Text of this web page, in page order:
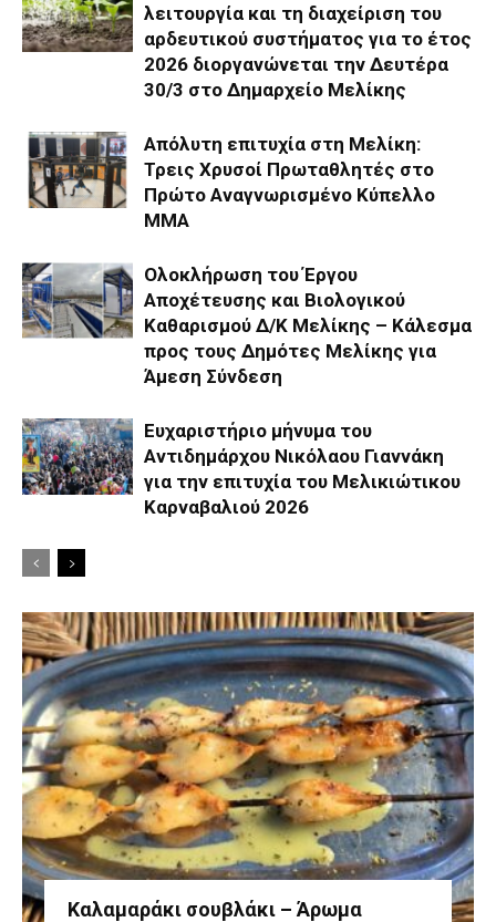
λειτουργία και τη διαχείριση του
αρδευτικού συστήματος για το έτος
2026 διοργανώνεται την Δευτέρα
30/3 στο Δημαρχείο Μελίκης
Απόλυτη επιτυχία στη Μελίκη:
Τρεις Χρυσοί Πρωταθλητές στο
Πρώτο Αναγνωρισμένο Κύπελλο
ΜΜΑ
Ολοκλήρωση του Έργου
Αποχέτευσης και Βιολογικού
Καθαρισμού Δ/Κ Μελίκης – Κάλεσμα
προς τους Δημότες Μελίκης για
Άμεση Σύνδεση
Ευχαριστήριο μήνυμα του
Αντιδημάρχου Νικόλαου Γιαννάκη
για την επιτυχία του Μελικιώτικου
Καρναβαλιού 2026
Καλαμαράκι σουβλάκι – Άρωμα